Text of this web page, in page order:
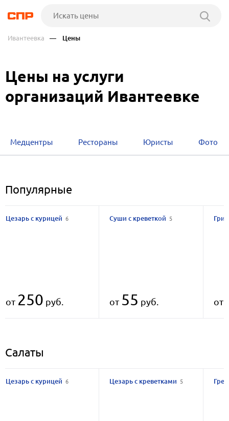
Ивантеевка — Цены
Цены на услуги
организаций Ивантеевке
Медцентры Рестораны Юристы Фото
Популярные
Цезарь с курицей 6 Суши с креветкой 5
от 250 руб. от 55 руб. от
Салаты
Цезарь с курицей 6 Цезарь с креветками 5